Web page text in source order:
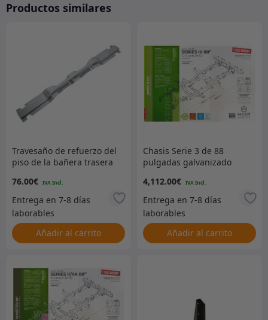
Productos similares
Travesaño de refuerzo del
piso de la bañera trasera
Defender/Series 2 y 3 –
OFERTA ESPECIAL
76.00€
Añadir al carrito
Chasis Serie 3 de 88
pulgadas galvanizado
derecha
4,112.00€
Añadir al carrito